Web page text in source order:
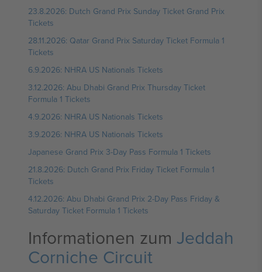
23.8.2026: Dutch Grand Prix Sunday Ticket Grand Prix
Tickets
28.11.2026: Qatar Grand Prix Saturday Ticket Formula 1
Tickets
6.9.2026: NHRA US Nationals Tickets
3.12.2026: Abu Dhabi Grand Prix Thursday Ticket
Formula 1 Tickets
4.9.2026: NHRA US Nationals Tickets
3.9.2026: NHRA US Nationals Tickets
Japanese Grand Prix 3-Day Pass Formula 1 Tickets
21.8.2026: Dutch Grand Prix Friday Ticket Formula 1
Tickets
4.12.2026: Abu Dhabi Grand Prix 2-Day Pass Friday &
Saturday Ticket Formula 1 Tickets
Informationen zum Jeddah
Corniche Circuit